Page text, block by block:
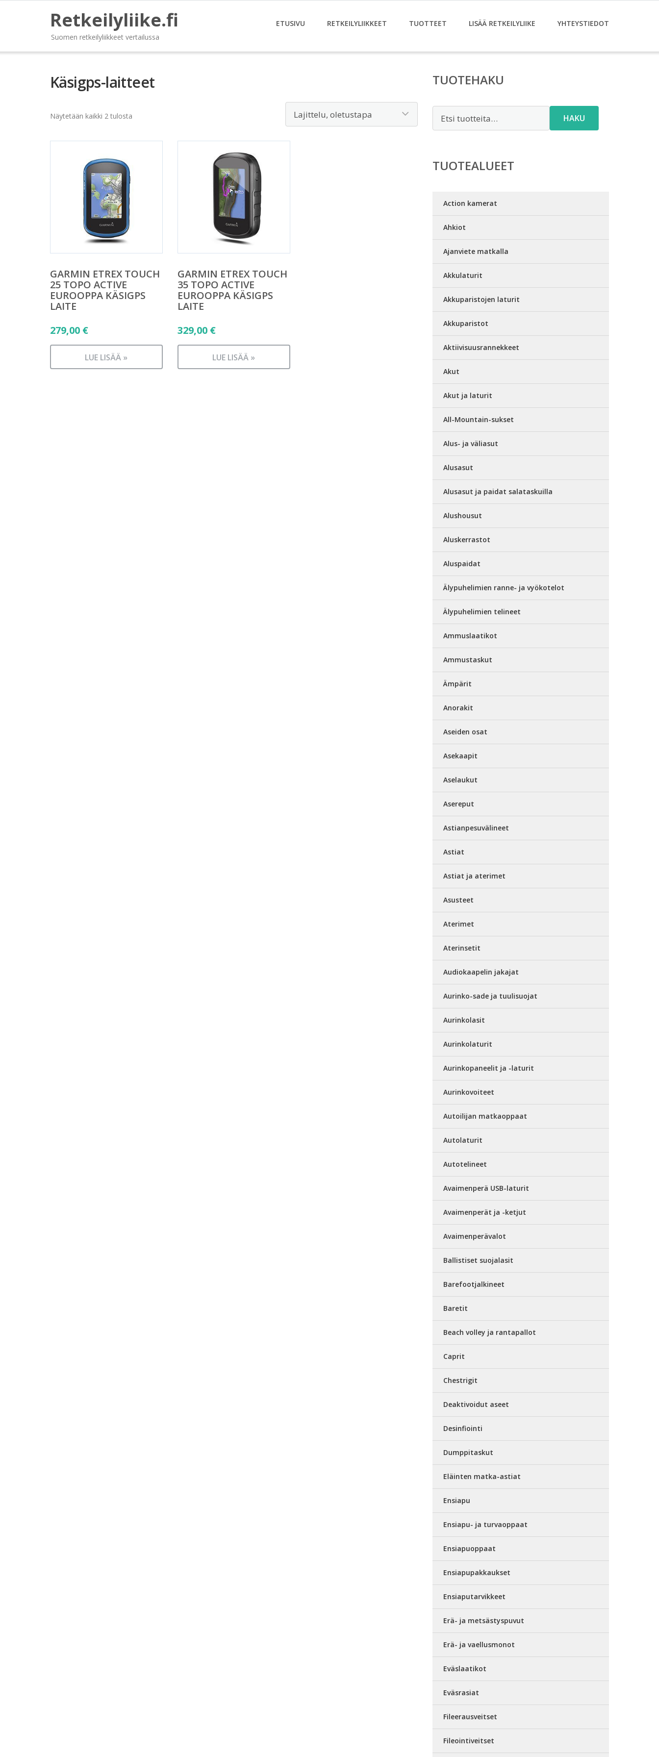
Retkeilyliike.fi
Suomen retkeilyliikkeet vertailussa
ETUSIVU RETKEILYLIIKKEET TUOTTEET LISÄÄ RETKEILYLIIKE YHTEYSTIEDOT
Käsigps-laitteet
Näytetään kaikki 2 tulosta
GARMIN ETREX TOUCH
25 TOPO ACTIVE
EUROOPPA KÄSIGPS
LAITE
279,00 €
LUE LISÄÄ »
GARMIN ETREX TOUCH
35 TOPO ACTIVE
EUROOPPA KÄSIGPS
LAITE
329,00 €
LUE LISÄÄ »
TUOTEHAKU
HAKU
TUOTEALUEET
Action kamerat
Ahkiot
Ajanviete matkalla
Akkulaturit
Akkuparistojen laturit
Akkuparistot
Aktiivisuusrannekkeet
Akut
Akut ja laturit
All-Mountain-sukset
Alus- ja väliasut
Alusasut
Alusasut ja paidat salataskuilla
Alushousut
Aluskerrastot
Aluspaidat
Älypuhelimien ranne- ja vyökotelot
Älypuhelimien telineet
Ammuslaatikot
Ammustaskut
Ämpärit
Anorakit
Aseiden osat
Asekaapit
Aselaukut
Asereput
Astianpesuvälineet
Astiat
Astiat ja aterimet
Asusteet
Aterimet
Aterinsetit
Audiokaapelin jakajat
Aurinko-sade ja tuulisuojat
Aurinkolasit
Aurinkolaturit
Aurinkopaneelit ja -laturit
Aurinkovoiteet
Autoilijan matkaoppaat
Autolaturit
Autotelineet
Avaimenperä USB-laturit
Avaimenperät ja -ketjut
Avaimenperävalot
Ballistiset suojalasit
Barefootjalkineet
Baretit
Beach volley ja rantapallot
Caprit
Chestrigit
Deaktivoidut aseet
Desinfiointi
Dumppitaskut
Eläinten matka-astiat
Ensiapu
Ensiapu- ja turvaoppaat
Ensiapuoppaat
Ensiapupakkaukset
Ensiaputarvikkeet
Erä- ja metsästyspuvut
Erä- ja vaellusmonot
Eväslaatikot
Eväsrasiat
Fileerausveitset
Fileointiveitset